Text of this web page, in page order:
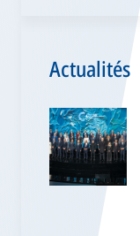
Actualités